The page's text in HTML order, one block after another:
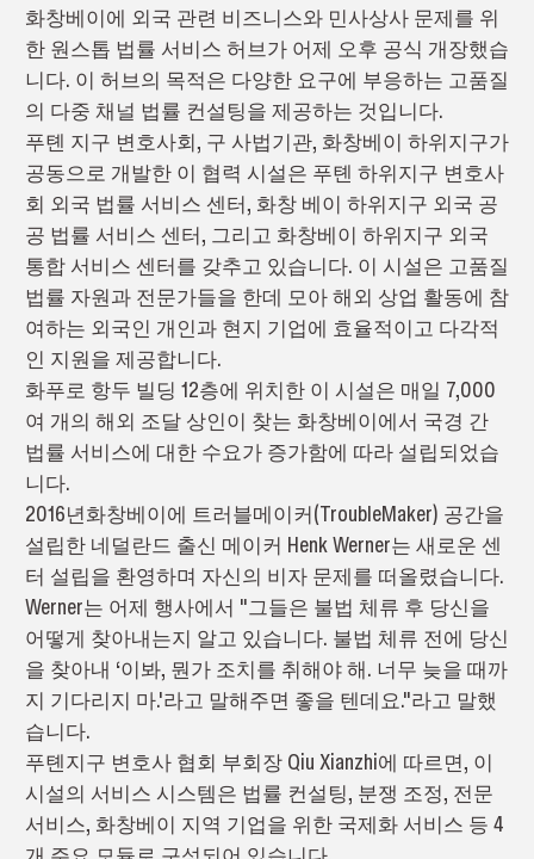
화창베이에 외국 관련 비즈니스와 민사상사 문제를 위
한 원스톱 법률 서비스 허브가 어제 오후 공식 개장했습
니다. 이 허브의 목적은 다양한 요구에 부응하는 고품질
의 다중 채널 법률 컨설팅을 제공하는 것입니다.
푸톈 지구 변호사회, 구 사법기관, 화창베이 하위지구가
공동으로 개발한 이 협력 시설은 푸톈 하위지구 변호사
회 외국 법률 서비스 센터, 화창 베이 하위지구 외국 공
공 법률 서비스 센터, 그리고 화창베이 하위지구 외국
통합 서비스 센터를 갖추고 있습니다. 이 시설은 고품질
법률 자원과 전문가들을 한데 모아 해외 상업 활동에 참
여하는 외국인 개인과 현지 기업에 효율적이고 다각적
인 지원을 제공합니다.
화푸로 항두 빌딩 12층에 위치한 이 시설은 매일 7,000
여 개의 해외 조달 상인이 찾는 화창베이에서 국경 간
법률 서비스에 대한 수요가 증가함에 따라 설립되었습
니다.
2016년화창베이에 트러블메이커(TroubleMaker) 공간을
설립한 네덜란드 출신 메이커 Henk Werner는 새로운 센
터 설립을 환영하며 자신의 비자 문제를 떠올렸습니다.
Werner는 어제 행사에서 "그들은 불법 체류 후 당신을
어떻게 찾아내는지 알고 있습니다. 불법 체류 전에 당신
을 찾아내 ‘이봐, 뭔가 조치를 취해야 해. 너무 늦을 때까
지 기다리지 마.'라고 말해주면 좋을 텐데요."라고 말했
습니다.
푸톈지구 변호사 협회 부회장 Qiu Xianzhi에 따르면, 이
시설의 서비스 시스템은 법률 컨설팅, 분쟁 조정, 전문
서비스, 화창베이 지역 기업을 위한 국제화 서비스 등 4